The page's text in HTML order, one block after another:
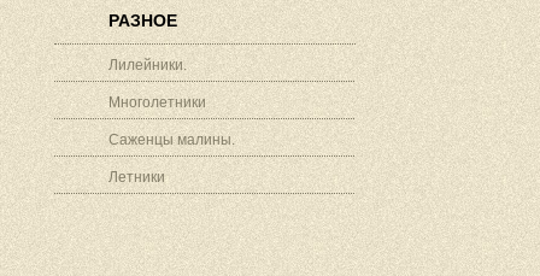
РАЗНОЕ
Лилейники.
Многолетники
Саженцы малины.
Летники